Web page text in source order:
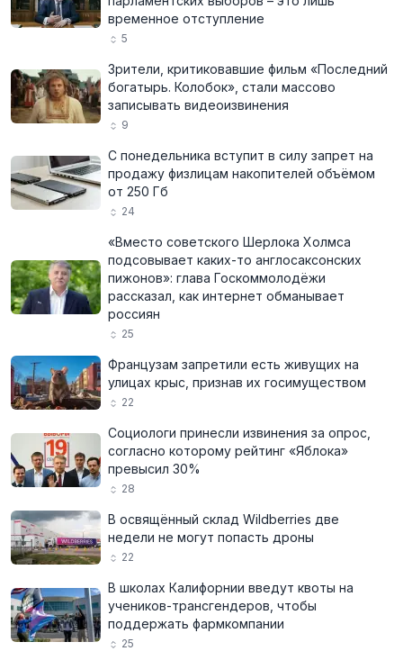
временное отступление
5
Зрители, критиковавшие фильм «Последний
богатырь. Колобок», стали массово
записывать видеоизвинения
9
С понедельника вступит в силу запрет на
продажу физлицам накопителей объёмом
от 250 Гб
24
«Вместо советского Шерлока Холмса
подсовывает каких-то англосаксонских
пижонов»: глава Госкоммолодёжи
рассказал, как интернет обманывает
россиян
25
Французам запретили есть живущих на
улицах крыс, признав их госимуществом
22
Социологи принесли извинения за опрос,
согласно которому рейтинг «Яблока»
превысил 30%
28
В освящённый склад Wildberries две
недели не могут попасть дроны
22
В школах Калифорнии введут квоты на
учеников-трансгендеров, чтобы
поддержать фармкомпании
25